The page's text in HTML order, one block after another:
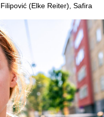
(Elke Reiter), Safira